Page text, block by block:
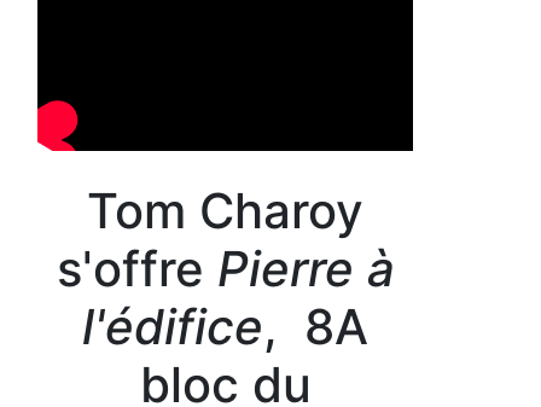
Tom Charoy
s'offre Pierre à
l'édifice, 8A
bloc du